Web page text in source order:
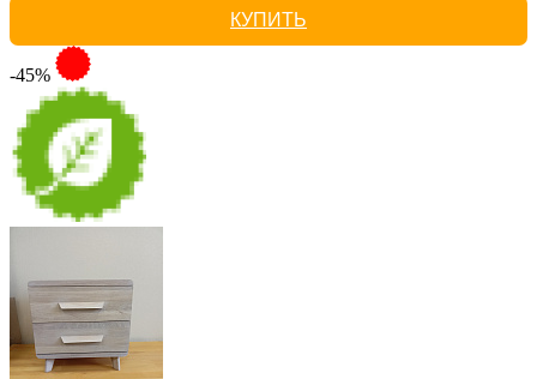
КУПИТЬ
-45%